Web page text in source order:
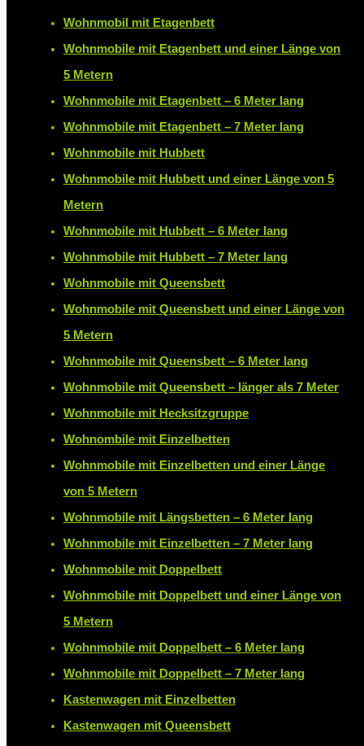
Wohnmobil mit Etagenbett
Wohnmobile mit Etagenbett und einer Länge von
5 Metern
Wohnmobile mit Etagenbett – 6 Meter lang
Wohnmobile mit Etagenbett – 7 Meter lang
Wohnmobile mit Hubbett
Wohnmobile mit Hubbett und einer Länge von 5
Metern
Wohnmobile mit Hubbett – 6 Meter lang
Wohnmobile mit Hubbett – 7 Meter lang
Wohnmobile mit Queensbett
Wohnmobile mit Queensbett und einer Länge von
5 Metern
Wohnmobile mit Queensbett – 6 Meter lang
Wohnmobile mit Queensbett – länger als 7 Meter
Wohnmobile mit Hecksitzgruppe
Wohnombile mit Einzelbetten
Wohnmobile mit Einzelbetten und einer Länge
von 5 Metern
Wohnmobile mit Längsbetten – 6 Meter lang
Wohnmobile mit Einzelbetten – 7 Meter lang
Wohnmobile mit Doppelbett
Wohnmobile mit Doppelbett und einer Länge von
5 Metern
Wohnmobile mit Doppelbett – 6 Meter lang
Wohnmobile mit Doppelbett – 7 Meter lang
Kastenwagen mit Einzelbetten
Kastenwagen mit Queensbett